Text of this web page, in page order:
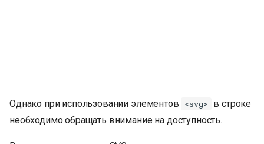
Однако при использовании элементов <svg>
в строке
необходимо обращать внимание на доступность.